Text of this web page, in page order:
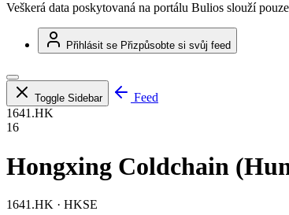
Veškerá data poskytovaná na portálu Bulios slouží
Přihlásit se Přizpůsobte si svůj feed
Toggle Sidebar
Feed
1641.HK
16
Hongxing Coldchain
1641.HK · HKSE